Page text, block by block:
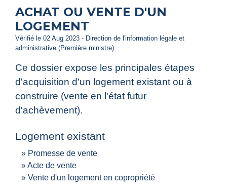
ACHAT OU VENTE D'UN
LOGEMENT
Vérifié le 02 Aug 2023 - Direction de l'information légale et
administrative (Première ministre)
Ce dossier expose les principales étapes
d'acquisition d'un logement existant ou à
construire (vente en l'état futur
d'achèvement).
Logement existant
Promesse de vente
Acte de vente
Vente d'un logement en copropriété